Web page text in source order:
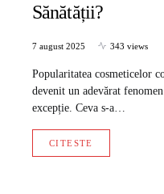
Sănătății?
7 august 2025 343 views
Popularitatea cosmeticelor
devenit un adevărat
excepție. Ceva s-a…
CITESTE